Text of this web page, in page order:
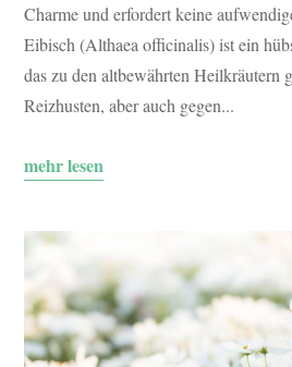
Charme und erfordert keine
Eibisch (Althaea officinalis) ist ein
das zu den altbewährten Heilkräutern
Reizhusten, aber auch gegen...
mehr lesen